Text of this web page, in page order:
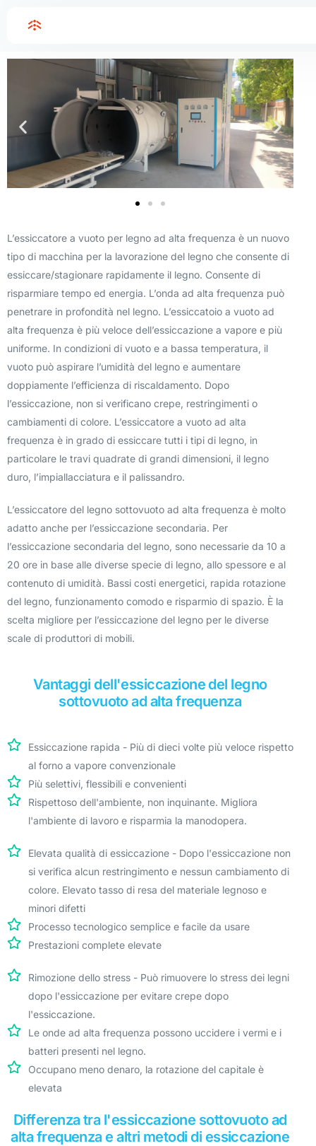
L’essiccatore a vuoto per legno ad alta frequenza è un nuovo
tipo di macchina per la lavorazione del legno che consente di
essiccare/stagionare rapidamente il legno. Consente di
risparmiare tempo ed energia. L’onda ad alta frequenza può
penetrare in profondità nel legno. L’essiccatoio a vuoto ad
alta frequenza è più veloce dell’essiccazione a vapore e più
uniforme. In condizioni di vuoto e a bassa temperatura, il
vuoto può aspirare l’umidità del legno e aumentare
doppiamente l’efficienza di riscaldamento. Dopo
l’essiccazione, non si verificano crepe, restringimenti o
cambiamenti di colore. L’essiccatore a vuoto ad alta
frequenza è in grado di essiccare tutti i tipi di legno, in
particolare le travi quadrate di grandi dimensioni, il legno
duro, l’impiallacciatura e il palissandro.
L’essiccatore del legno sottovuoto ad alta frequenza è molto
adatto anche per l’essiccazione secondaria. Per
l’essiccazione secondaria del legno, sono necessarie da 10 a
20 ore in base alle diverse specie di legno, allo spessore e al
contenuto di umidità. Bassi costi energetici, rapida rotazione
del legno, funzionamento comodo e risparmio di spazio. È la
scelta migliore per l’essiccazione del legno per le diverse
scale di produttori di mobili.
Vantaggi dell'essiccazione del legno
sottovuoto ad alta frequenza
Essiccazione rapida - Più di dieci volte più veloce rispetto
al forno a vapore convenzionale
Più selettivi, flessibili e convenienti
Rispettoso dell'ambiente, non inquinante. Migliora
l'ambiente di lavoro e risparmia la manodopera.
Elevata qualità di essiccazione - Dopo l'essiccazione non
si verifica alcun restringimento e nessun cambiamento di
colore. Elevato tasso di resa del materiale legnoso e
minori difetti
Processo tecnologico semplice e facile da usare
Prestazioni complete elevate
Rimozione dello stress - Può rimuovere lo stress dei legni
dopo l'essiccazione per evitare crepe dopo
l'essiccazione.
Le onde ad alta frequenza possono uccidere i vermi e i
batteri presenti nel legno.
Occupano meno denaro, la rotazione del capitale è
elevata
Differenza tra l'essiccazione sottovuoto ad
alta frequenza e altri metodi di essiccazione